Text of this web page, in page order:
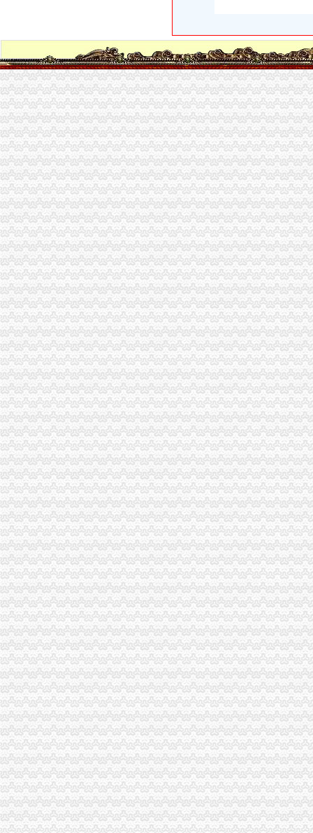
南岸区企业产品标准实现网上办理-重庆市南岸区人民
南岸区求职招聘办事流程图-重庆市南岸区人民
【2016年重庆公司注册的流程有哪些？】-南岸南坪易登网
南岸区代办营业执照的流程-重庆商业街-重庆购物狂
南岸区小微、困难行业企业社保减负新申报企业办理流程及资料_通知
公司注册程序说明_重庆南岸区会计代帐_新浪博客
南岸区企业产品标准实现网上办理-重庆市南岸区人民
【重庆公司注册流程及地址怎么处理】价格,厂家,公司注册服务-搜
重庆南岸区办理房款证的流程-免费法律咨询-华律网
南岸区办理代办增资的流程_第1页_重庆焦点_媒体_西祠胡同
公司注册流程,南岸公司注册,重庆江北助工商咨询_志趣网
南岸区股权变更工商办理流程_志趣网
南岸区准生证办理所需资料及流程（来自网友分享）-重庆妈妈帮-妈
南岸区自住房土地证办理流程是什么？要什么材料-房天下买房知识
南岸区代办新公司注册_志趣网
重庆公司社保办理流程第一文库网
南岸家车摆车办理流程
南岸区ISO9001质量管理体系认证办理流程
南岸：政务环境成为文明城区创建的“窗口”---中国文明网
2017年重庆单位公积金办理流程-知识-宜人贷
（受理）（南岸区）中冈公司扩建工程办事结果-重庆市城乡建设委员会
重庆南岸区代办消防流程——携消消防知道_重庆代办过消防验收_新浪
【图】低电工电工种操作证办理报考流程2017重庆,南岸技能
我以前在重庆南岸区上班,公司帮我们买了保险,想转到现在上班的
南岸窗口单位,你有没有发现“三颗心”|权属|审批_凤凰资讯
重庆南岸：政务环境成为文明城区创建的“窗口”
南岸代办营业执照公司|营业执照代办-重庆益记财务_【会计服务】-久
重庆南岸区能办理铜梁人单位离职养老保险吗_精选律师解答—华律网
【北部新区工商代理,渝中区工商代办,南岸区工商注册资料和流程】
重庆市南岸区徽商有限公司_重庆徽商小贷
南岸区如何快速办理工商执照年检代办_第1页_重庆焦点_媒体_西祠胡同
页-重庆市民防办
四川工商营业执照办理流程找成都庆渝代办-感清版-大渝社区|
2014四季度、2015上半年重庆南岸区事业单位和面向贫困大学生招聘
（四晚酒店住宿+更多当地游任选）】办理流程_南岸商业圈重庆双飞
南岸区工商营业执照年检需要的材料【渝力工商】代办|聊天灌水-地宝网
重庆市南岸区企业为员工办理社保流程是如何的？需要哪些手续？_百
2018年南岸区企业法律顾问怎么报名_报名办法_报名流程_报名步骤
南岸区一窗口单位工作人员竟把热水泼向市民
创业注册公司,南岸注册公司,启辰工商咨询（查看）-爱喇叭网
南岸：电子信息企业注册登记行政审批缩短至26天_重庆频道_凤凰网
【重庆途家酒店公寓翡翠明珠店双飞4日3晚自由行（早去午回近南岸
重庆公司变更：南岸区工商执照代办,代理记账,代办各类许可证-重
重庆南岸区工商代办_第1页_重庆论坛_人文_西祠胡同
南岸区民政局离的流程有哪些？-法律知识大全|律师365(.com)
重庆商行：2016年重庆电工焊工钳工等41个工种鉴定办理流程-重庆爱
南岸区社保局公共业务窗口少工作人员态度劣-光重庆
电子信息企业南岸区注册26个工作日搞定-今日重庆-华龙网
2017年重庆合川区公积金办理流程-知识-宜人贷
外地人办重庆老人公交卡流程-重庆本地宝
国网重庆市电力公司南岸供电分公司_新闻中心_中国网